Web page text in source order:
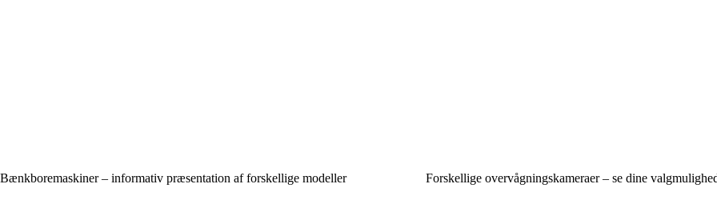
Bænkboremaskiner – informativ præsentation af forskellige modeller Forskellige overvågningskameraer – se dine